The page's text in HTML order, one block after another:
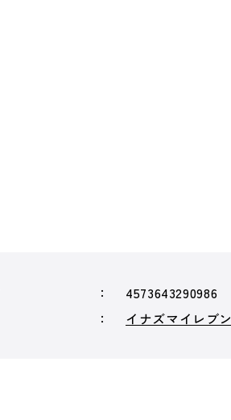
4573643290986
イナズマイレブン